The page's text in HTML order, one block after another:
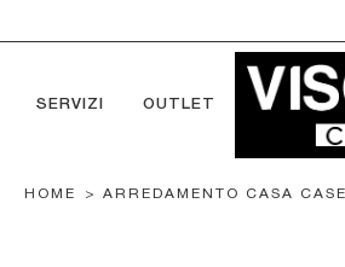
SERVIZI OUTLET
HOME > ARREDAMENTO CASA